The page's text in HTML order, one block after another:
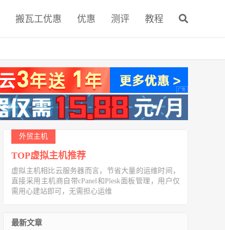
搬瓦工优惠 优惠 测评 教程
外贸主机
TOP虚拟主机推荐
虚拟主机相比云服务器而言，节省大量的运维时间，
直接采用主机商自带cPanel和Plesk面板管理，用户仅
需用心建站即可，无需担心运维
最新文章